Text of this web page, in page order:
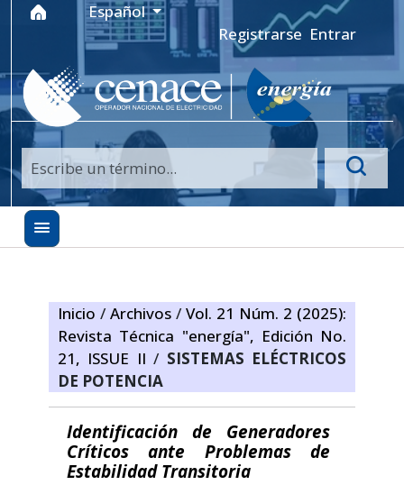
Ir al menú de navegación principal
Ir al contenido principal
Ir al pie de página del sitio
Idioma
Español
Registrarse Entrar
Inicio / Archivos / Vol. 21 Núm. 2 (2025):
Revista Técnica "energía", Edición No.
21, ISSUE II/ SISTEMAS ELÉCTRICOS
DE POTENCIA
Identificación de Generadores
Críticos ante Problemas de
Estabilidad Transitoria